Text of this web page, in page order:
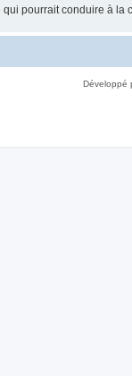
pourrait conduire à la
Développé